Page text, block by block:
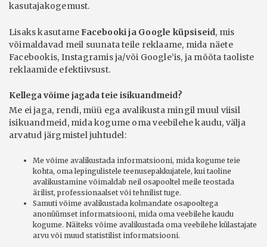
kasutajakogemust.
Lisaks kasutameFacebooki ja Google küpsiseid, mis
võimaldavad meil suunata teile reklaame, mida näete
Facebookis, Instagramis ja/või Google’is, ja mõõta taoliste
reklaamide efektiivsust.
Kellega võime jagada teie isikuandmeid?
Me ei jaga, rendi, müü ega avalikusta mingil muul viisil
isikuandmeid, mida kogume oma veebilehe kaudu, välja
arvatud järgmistel juhtudel:
Me võime avalikustada informatsiooni, mida kogume teie
kohta, oma lepingulistele teenusepakkujatele, kui taoline
avalikustamine võimaldab neil osapooltel meile teostada
ärilist, professionaalset või tehnilist tuge.
Samuti võime avalikustada kolmandate osapooltega
anonüümset informatsiooni, mida oma veebilehe kaudu
kogume. Näiteks võime avalikustada oma veebilehe külastajate
arvu või muud statistilist informatsiooni.